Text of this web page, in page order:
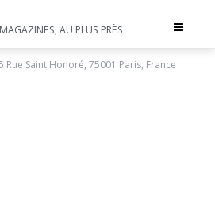
Toggle
AU PLUS PRÈS
Rue Saint Honoré, 75001 Paris, France